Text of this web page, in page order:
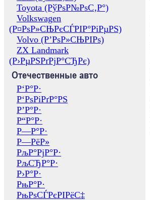
Toyota (РўРѕР№РѕС‚Р°)
Volkswagen
(Р¤РѕР»СЊРєСЃРІР°РіРµРЅ)
Volvo (Р’РѕР»СЊРІРѕ)
ZX Landmark
(Р›РµРЅРґРјР°СЂРє)
Отечественные авто
Р‘Р°Р·
Р‘РѕРіРґР°РЅ
Р’Р°Р·
Р“Р°Р·
Р—Р°Р·
Р—РёР»
РљР°РјР°Р·
РљСЂР°Р·
Р›Р°Р·
РњР°Р·
РњРѕСЃРєРІРёС‡